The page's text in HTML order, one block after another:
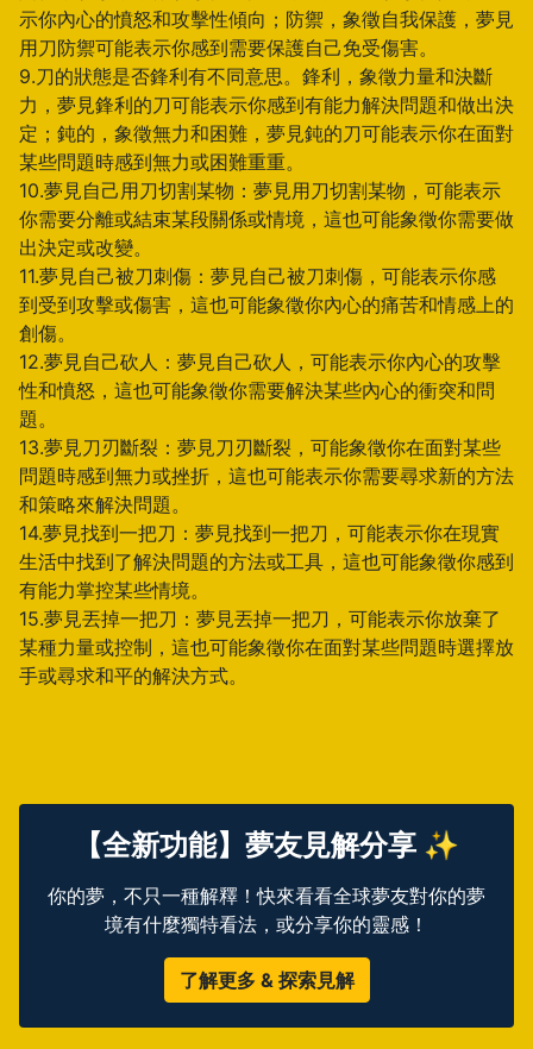
示你內心的憤怒和攻擊性傾向；防禦，象徵自我保護，夢見
用刀防禦可能表示你感到需要保護自己免受傷害。
9.刀的狀態是否鋒利有不同意思。鋒利，象徵力量和決斷
力，夢見鋒利的刀可能表示你感到有能力解決問題和做出決
定；鈍的，象徵無力和困難，夢見鈍的刀可能表示你在面對
某些問題時感到無力或困難重重。
10.夢見自己用刀切割某物：夢見用刀切割某物，可能表示
你需要分離或結束某段關係或情境，這也可能象徵你需要做
出決定或改變。
11.夢見自己被刀刺傷：夢見自己被刀刺傷，可能表示你感
到受到攻擊或傷害，這也可能象徵你內心的痛苦和情感上的
創傷。
12.夢見自己砍人：夢見自己砍人，可能表示你內心的攻擊
性和憤怒，這也可能象徵你需要解決某些內心的衝突和問
題。
13.夢見刀刃斷裂：夢見刀刃斷裂，可能象徵你在面對某些
問題時感到無力或挫折，這也可能表示你需要尋求新的方法
和策略來解決問題。
14.夢見找到一把刀：夢見找到一把刀，可能表示你在現實
生活中找到了解決問題的方法或工具，這也可能象徵你感到
有能力掌控某些情境。
15.夢見丟掉一把刀：夢見丟掉一把刀，可能表示你放棄了
某種力量或控制，這也可能象徵你在面對某些問題時選擇放
手或尋求和平的解決方式。
【全新功能】夢友見解分享 ✨
你的夢，不只一種解釋！快來看看全球夢友對你的夢
境有什麼獨特看法，或分享你的靈感！
了解更多 & 探索見解